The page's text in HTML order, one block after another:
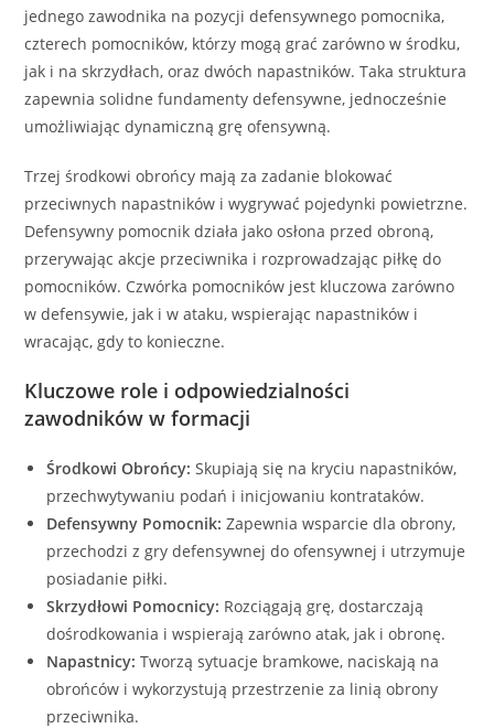
jednego zawodnika na pozycji defensywnego pomocnika,
czterech pomocników, którzy mogą grać zarówno w środku,
jak i na skrzydłach, oraz dwóch napastników. Taka struktura
zapewnia solidne fundamenty defensywne, jednocześnie
umożliwiając dynamiczną grę ofensywną.
Trzej środkowi obrońcy mają za zadanie blokować
przeciwnych napastników i wygrywać pojedynki powietrzne.
Defensywny pomocnik działa jako osłona przed obroną,
przerywając akcje przeciwnika i rozprowadzając piłkę do
pomocników. Czwórka pomocników jest kluczowa zarówno
w defensywie, jak i w ataku, wspierając napastników i
wracając, gdy to konieczne.
Kluczowe role i odpowiedzialności
zawodników w formacji
Środkowi Obrońcy: Skupiają się na kryciu napastników,
przechwytywaniu podań i inicjowaniu kontrataków.
Defensywny Pomocnik: Zapewnia wsparcie dla obrony,
przechodzi z gry defensywnej do ofensywnej i utrzymuje
posiadanie piłki.
Skrzydłowi Pomocnicy: Rozciągają grę, dostarczają
dośrodkowania i wspierają zarówno atak, jak i obronę.
Napastnicy: Tworzą sytuacje bramkowe, naciskają na
obrońców i wykorzystują przestrzenie za linią obrony
przeciwnika.